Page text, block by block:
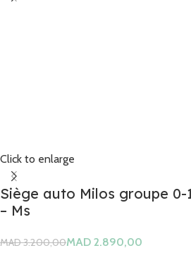
Click to enlarge
Siège auto Milos groupe 0-
– Ms
MAD3.200,00MAD 2.890,00